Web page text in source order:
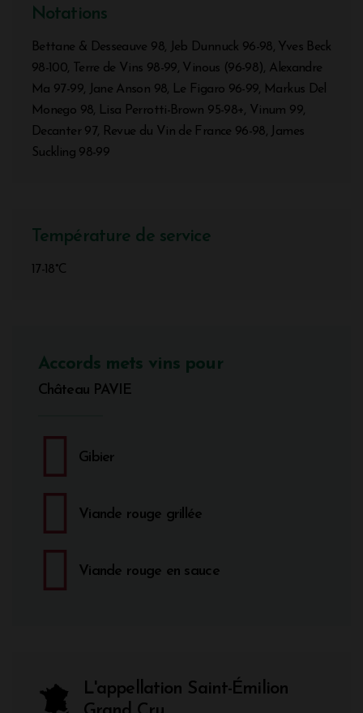
Notations
Bettane & Desseauve 98, Jeb Dunnuck 96-98, Yves Beck
98-100, Terre de Vins 98-99, Vinous (96-98), Alexandre
Ma 97-99, Jane Anson 98, Le Figaro 96-99, Markus Del
Monego 98, Lisa Perrotti-Brown 95-98+, Vinum 99,
Decanter 97, Revue du Vin de France 96-98, James
Suckling 98-99
Température de service
17-18°C
Accords mets vins pour
Château PAVIE
Gibier
Viande rouge grillée
Viande rouge en sauce
L'appellation Saint-Émilion